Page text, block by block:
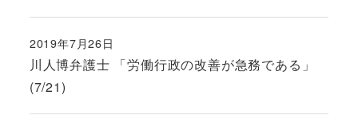
川人博弁護士 「労働行政の改善が急務である」
(7/21)
投稿日
2019年7月26日